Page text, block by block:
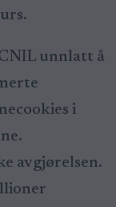
unnlatt å
i
avgjørelsen.